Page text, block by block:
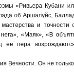
«Ривьера Кубани
об Аршалуйс,
и точности
«Маяк», «В
пера
Вечности. Он не